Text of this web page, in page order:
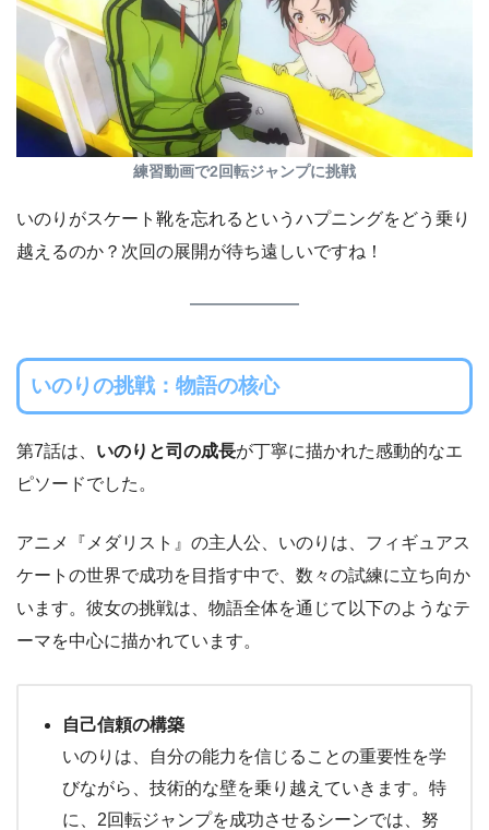
練習動画で2回転ジャンプに挑戦
いのりがスケート靴を忘れるというハプニングをどう乗り
越えるのか？次回の展開が待ち遠しいですね！
いのりの挑戦：物語の核心
第7話は、 いのりと司の成長が丁寧に描かれた感動的なエ
ピソードでした。
アニメ『メダリスト』の主人公、いのりは、フィギュアス
ケートの世界で成功を目指す中で、数々の試練に立ち向か
います。彼女の挑戦は、物語全体を通じて以下のようなテ
ーマを中心に描かれています。
自己信頼の構築
いのりは、自分の能力を信じることの重要性を学
びながら、技術的な壁を乗り越えていきます。特
に、2回転ジャンプを成功させるシーンでは、努